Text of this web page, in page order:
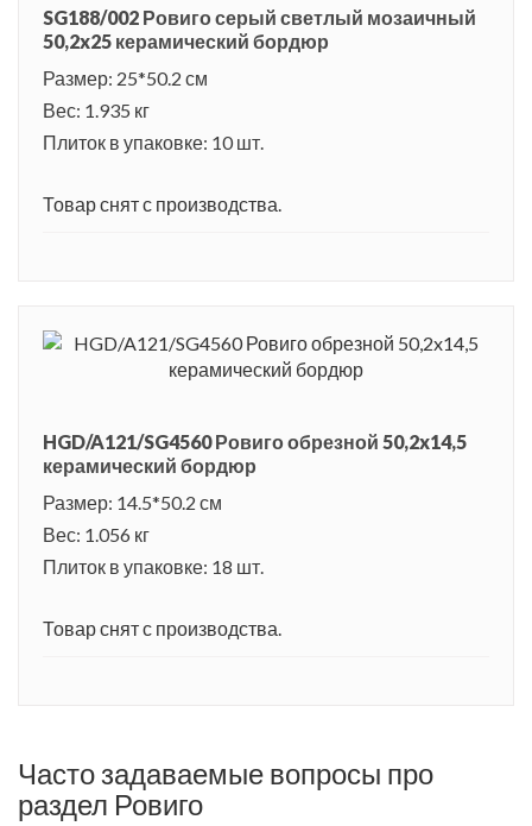
SG188/002 Ровиго серый светлый мозаичный
50,2x25 керамический бордюр
Размер: 25*50.2 см
Вес: 1.935 кг
Плиток в упаковке: 10 шт.
Товар снят с производства.
HGD/A121/SG4560 Ровиго обрезной 50,2x14,5
керамический бордюр
Размер: 14.5*50.2 см
Вес: 1.056 кг
Плиток в упаковке: 18 шт.
Товар снят с производства.
Часто задаваемые вопросы про
раздел Ровиго